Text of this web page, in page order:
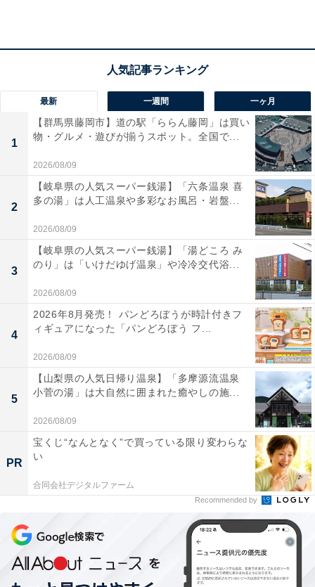
求める声、価格改定への戸惑いの声が多く寄せられてい
ます。人気機種だけに大きな反響を呼ぶ投稿となりまし
【RICOH GRシリーズ出荷価格改定のお知らせ】
このたび、昨今の原材料調達価格の値上がりや製
造・物流コストの大幅な上昇により、現行価格での
生産・販売が困難な状況となったことから、2026年
7月1日よりコンパクトデジタルカメラGRシリーズ
の出荷価格を改定させていただきます。…
— GR (@GR_RICOH) June 16, 2026
RICOH GR IIIx HDF 特別モデル デジタルカメラ HDF搭載
焦点距離40mm
RICOH公式Xの普段の投稿も見る
最新 一週間 一ヶ月
1
【群馬県藤岡市】道の駅「ららん藤岡」は買い
物・グルメ・遊びが揃うスポット。全国で...
2026/08/09
2
【岐阜県の人気スーパー銭湯】「六条温泉 喜
多の湯」は人工温泉や多彩なお風呂・岩盤...
2026/08/09
3
【岐阜県の人気スーパー銭湯】「湯どころ み
のり」は「いけだゆげ温泉」や冷冷交代浴...
2026/08/09
4
2026年8月発売！ パンどろぼうが時計付きフ
ィギュアになった「パンどろぼう フ...
2026/08/09
5
【山梨県の人気日帰り温泉】「多摩源流温泉
小菅の湯」は大自然に囲まれた癒やしの施...
2026/08/09
PR
宝くじ“なんとなく”で買っている限り変わらな
い
合同会社デジタルファーム
Recommended by